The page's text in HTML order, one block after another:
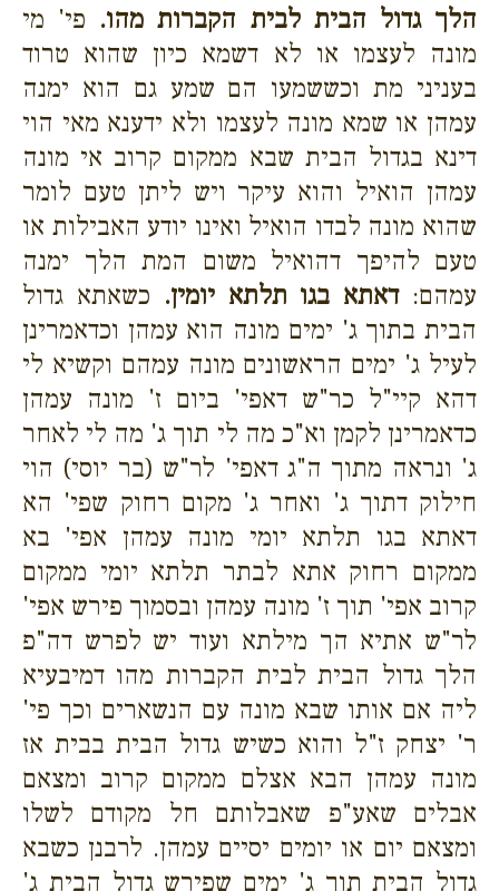
הלך גדול הבית לבית הקברות מהו. פי' מי
מונה לעצמו או לא דשמא כיון שהוא טרוד
בעניני מת וכששמעו הם שמע גם הוא ימנה
עמהן או שמא מונה לעצמו ולא ידענא מאי הוי
דינא בגדול הבית שבא ממקום קרוב אי מונה
עמהן הואיל והוא עיקר ויש ליתן טעם לומר
שהוא מונה לבדו הואיל ואינו יודע האבילות או
טעם להיפך דהואיל משום המת הלך ימנה
עמהם:דאתא בגו תלתא יומין. כשאתא גדול
הבית בתוך ג' ימים מונה הוא עמהן וכדאמרינן
לעיל ג' ימים הראשונים מונה עמהם וקשיא לי
דהא קיי"ל כר"ש דאפי' ביום ז' מונה עמהן
כדאמרינן לקמן וא"כ מה לי תוך ג' מה לי לאחר
ג' ונראה מתוך ה"ג דאפי' לר"ש (בר יוסי) הוי
חילוק דתוך ג' ואחר ג' מקום רחוק שפי' הא
דאתא בגו תלתא יומי מונה עמהן אפי' בא
ממקום רחוק אתא לבתר תלתא יומי ממקום
קרוב אפי' תוך ז' מונה עמהן ובסמוך פירש אפי'
לר"ש אתיא הך מילתא ועוד יש לפרש דה"פ
הלך גדול הבית לבית הקברות מהו דמיבעיא
ליה אם אותו שבא מונה עם הנשארים וכך פי'
ר' יצחק ז"ל והוא כשיש גדול הבית בבית אז
מונה עמהן הבא אצלם ממקום קרוב ומצאם
אבלים שאע"פ שאבלותם חל מקודם לשלו
ומצאם יום או יומים יסיים עמהן. לרבנן כשבא
גדול הבית תוך ג' ימים שפירש גדול הבית ג'